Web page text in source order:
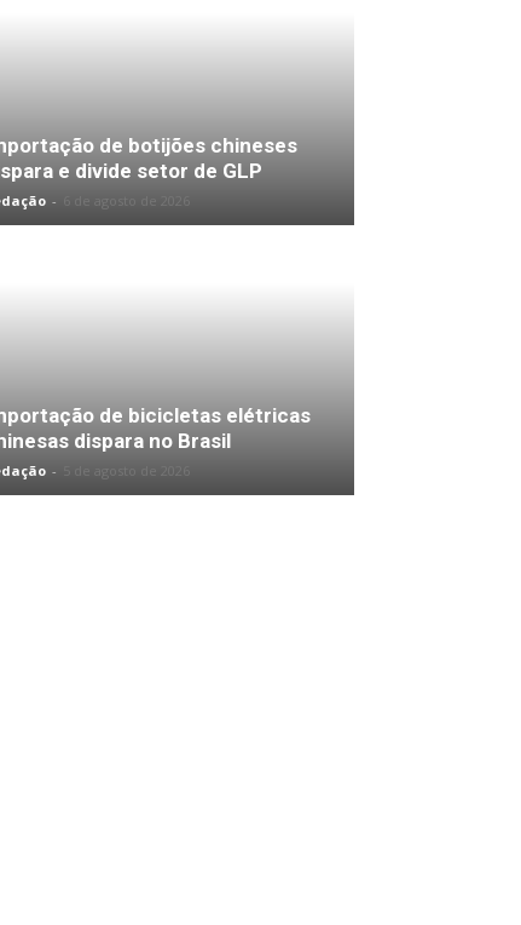
de botijões chineses
e divide setor de GLP
-
de bicicletas elétricas
dispara no Brasil
-